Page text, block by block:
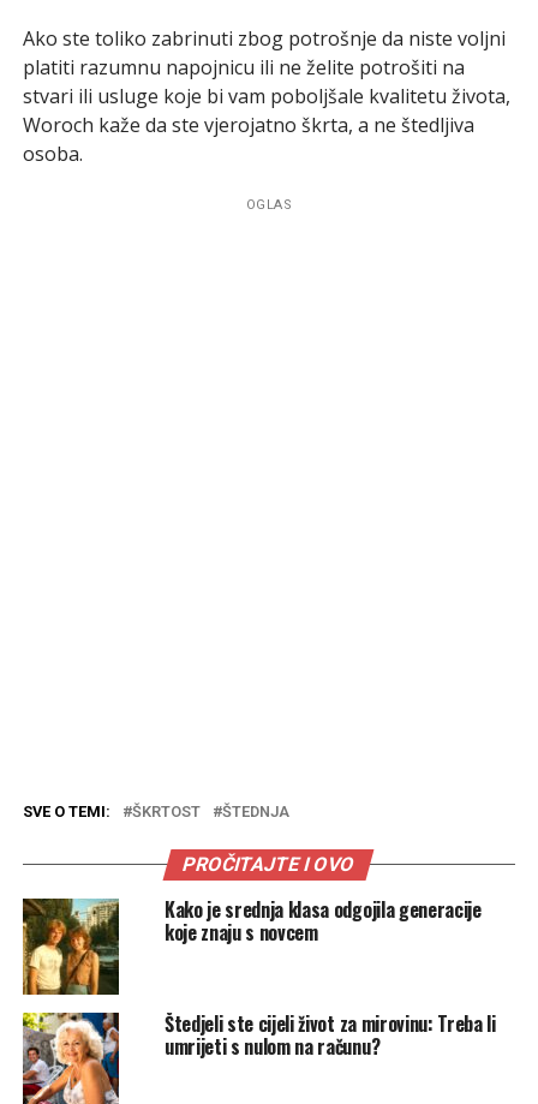
Ako ste toliko zabrinuti zbog potrošnje da niste voljni
platiti razumnu napojnicu ili ne želite potrošiti na
stvari ili usluge koje bi vam poboljšale kvalitetu života,
Woroch kaže da ste vjerojatno škrta, a ne štedljiva
osoba.
OGLAS
SVE O TEMI: ŠKRTOST ŠTEDNJA
PROČITAJTE I OVO
Kako je srednja klasa odgojila generacije
koje znaju s novcem
Štedjeli ste cijeli život za mirovinu: Treba li
umrijeti s nulom na računu?